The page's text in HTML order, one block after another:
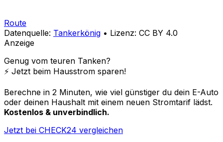
Route
Datenquelle: Tankerkönig • Lizenz: CC BY 4.0
Anzeige
Genug vom teuren Tanken?
⚡️ Jetzt beim Hausstrom sparen!
Berechne in 2 Minuten, wie viel günstiger du dein E-Auto
oder deinen Haushalt mit einem neuen Stromtarif lädst.
Kostenlos & unverbindlich.
Jetzt bei CHECK24 vergleichen